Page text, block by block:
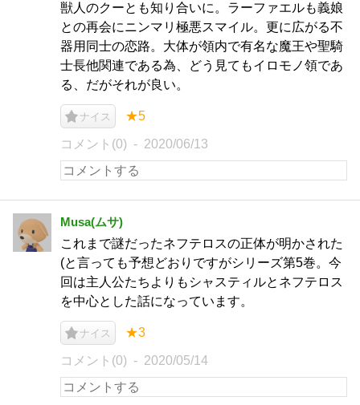
獣人のクーとも知り合いに。ラーファエルも義娘
との再会にニンマリ極悪スマイル。更に広がる不
器用同士の恋路。大体が領内で有名な魔王や聖騎
士長他関連である為、どう見てもイロモノ領であ
る、だがそれが良い。
ナイス ★5
コメント(0) 2020/06/13
Musa(ムサ)
これまで謎だったネフテロスの正体が明かされた
(と言っても予想どおりですがシリーズ第5巻。今
回は主人公たちよりもシャスティルとネフテロス
を中心とした話になっています。
ナイス ★3
コメント(0) 2020/05/14